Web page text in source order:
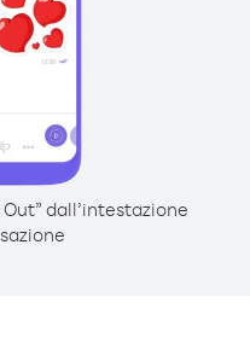
dall’intestazione